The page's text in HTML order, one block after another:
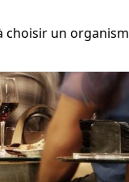
choisir un